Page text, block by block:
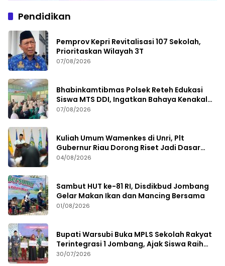
Pendidikan
Pemprov Kepri Revitalisasi 107 Sekolah,
Prioritaskan Wilayah 3T
07/08/2026
Bhabinkamtibmas Polsek Reteh Edukasi
Siswa MTS DDI, Ingatkan Bahaya Kenakalan
Remaja
07/08/2026
Kuliah Umum Wamenkes di Unri, Plt
Gubernur Riau Dorong Riset Jadi Dasar
Kebijakan Kesehatan
04/08/2026
Sambut HUT ke-81 RI, Disdikbud Jombang
Gelar Makan Ikan dan Mancing Bersama
01/08/2026
Bupati Warsubi Buka MPLS Sekolah Rakyat
Terintegrasi 1 Jombang, Ajak Siswa Raih
Prestasi
30/07/2026